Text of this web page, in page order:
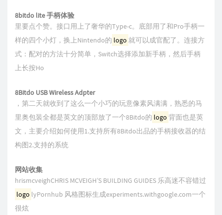
8bitdo lite 手柄体验
里要点个赞。接口用上了奢华的Type-c。底部用了和Pro手柄一
样的四个小灯，换上Nintendo的 logo 就可以成官配了。连接方
式：配对的方法十分简单，Switch选择添加新手柄，然后手柄
上长按Ho
8Bitdo USB Wireless Adpter
，第二天就收到了这么一个小巧的玩意像素风满满，熟悉的马
里奥包装全都是英文的顶部放了一个8Bitdo的 logo 背面也是英
文，主要介绍如何使用1.支持所有8Bitdo出品的手柄接收器的结
构图2.支持的系统
网站收集
hrismcveighCHRIS MCVEIGH’S BUILDING GUIDES 乐高迷不容错过
logo lyPornhub 风格图标生成experiments.withgoogle.com一个
很炫